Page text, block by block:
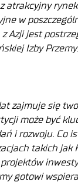
atrakcyjny
w
Azji jest
Izby
zajmuje się
może być
i rozwoju.
takich jak
gotowi